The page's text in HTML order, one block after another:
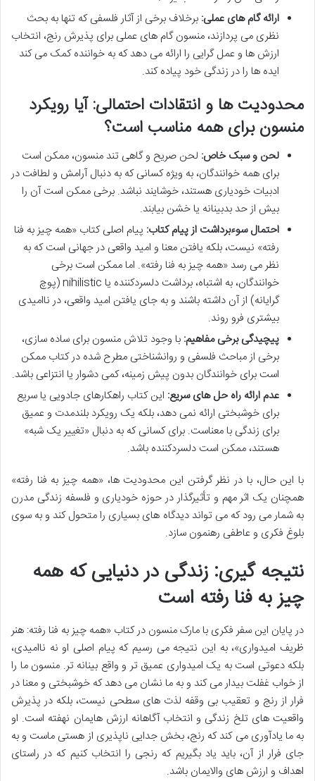
ارائه گام های عملی: برخلاف برخی از آثار فلسفی که تنها به بحث
نظری می پردازند، منسون گام های عملی برای پذیرش رنج، انتخاب
ارزش ها و عمل گرایی را ارائه می دهد که به خواننده کمک می کند
ایده ها را در زندگی خود پیاده کند.
محدودیت ها و انتقادات احتمالی: آیا رویکرد
منسون برای همه مناسب است؟
لحن و سبک خاص: لحن صریح و گاهی تند منسون، ممکن است
برای همه خوانندگان، به ویژه کسانی که به دنبال آرامش و لطافت در
ادبیات خودیاری هستند، خوشایند نباشد. برخی ممکن است آن را
بیش از حد بدبینانه یا خشن بیابند.
احتمال سوءبرداشت از پیام کتاب: پیام اصلی کتاب «همه چیز به فنا
رفته» نیست، بلکه یافتن معنا و امید واقعی در جهانی است که به
نظر می رسد «همه چیز به فنا رفته». اما ممکن است برخی
خوانندگان، به اشتباه، برداشت دلسردکننده یا nihilistic (پوچ
گرایانه) از آن داشته باشند و به جای یافتن امید واقعی، در ناامیدی
بیشتری فرو روند.
پیچیدگی برخی مفاهیم: با وجود تلاش منسون برای ساده سازی،
برخی از مباحث فلسفی و روانشناختی مطرح شده در کتاب ممکن
است برای خوانندگان بدون پیش زمینه، کمی دشوار یا انتزاعی باشد.
عدم ارائه راه حل های سریع: این کتاب راهکارهای جادویی یا سریع
برای خوشبختی ارائه نمی دهد، بلکه یک رویکرد بلندمدت و عمیق
برای زندگی با معناست. برای کسانی که به دنبال «تغییر یک شبه»
هستند، ممکن است دلسردکننده باشد.
با این حال، با در نظر گرفتن این محدودیت ها، «همه چیز به فنا رفته»
همچنان یک اثر مهم و تأثیرگذار در حوزه خودیاری و فلسفه زندگی مدرن
به شمار می رود که می تواند دیدگاه های بسیاری را متحول کند و به سوی
بلوغ فکری و عاطفی رهنمون سازد.
نتیجه گیری: زندگی در دنیایی که همه
چیز به فنا رفته است
در پایان این سفر فکری با مارک منسون در کتاب «همه چیز به فنا رفته: هنر
ظریف امیدواری»، به این نتیجه می رسیم که پیام اصلی او نه ناامیدی،
بلکه دعوتی است به یک امیدواری عمیق تر و واقع بینانه تر. منسون ما را
از خواب غفلت بیدار می کند و به ما نشان می دهد که خوشبختی و معنا در
فرار از رنج و تعقیب بی وقفه لذت های سطحی نیست، بلکه در پذیرش
واقعیت های تلخ زندگی و انتخاب آگاهانه ارزش هایمان نهفته است. او
به ما یادآوری می کند که رنج، بخش جدایی ناپذیری از هستی ماست و به
جای فرار از آن، باید یاد بگیریم که رنجی را انتخاب کنیم که در راستای
اهداف و ارزش های والایمان باشد.